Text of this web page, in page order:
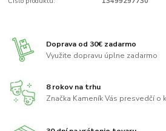
Doprava od 30€ zadarmo
Využite dopravu úplne zadarmo
8 rokov na trhu
Značka Kameník Vás presvedčí o